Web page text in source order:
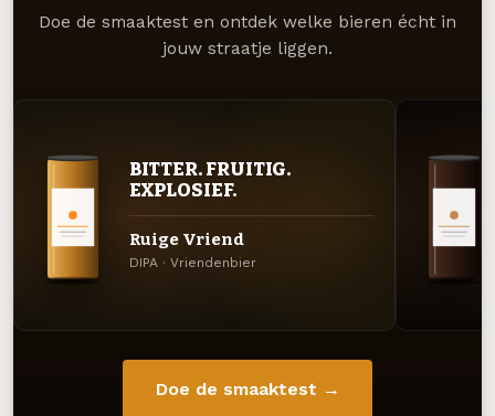
Doe de smaaktest en ontdek welke bieren écht in
jouw straatje liggen.
BITTER. FRUITIG.
EXPLOSIEF.
Ruige Vriend
DIPA · Vriendenbier
Doe de smaaktest →